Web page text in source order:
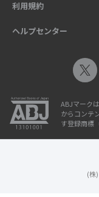
利用規約
ヘルプセンター
ABJマーク
からコンテ
す登録商標
(株